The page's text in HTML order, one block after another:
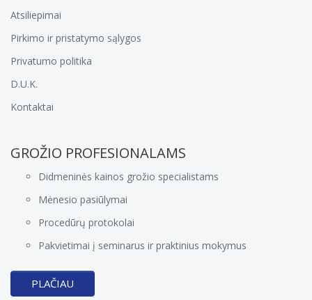
Atsiliepimai
Pirkimo ir pristatymo sąlygos
Privatumo politika
D.U.K.
Kontaktai
GROŽIO PROFESIONALAMS
Didmeninės kainos grožio specialistams
Mėnesio pasiūlymai
Procedūrų protokolai
Pakvietimai į seminarus ir praktinius mokymus
PLAČIAU